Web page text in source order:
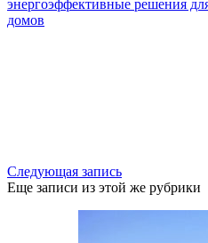
энергоэффективные решения
домов
Следующая запись
Еще записи из этой же рубрики